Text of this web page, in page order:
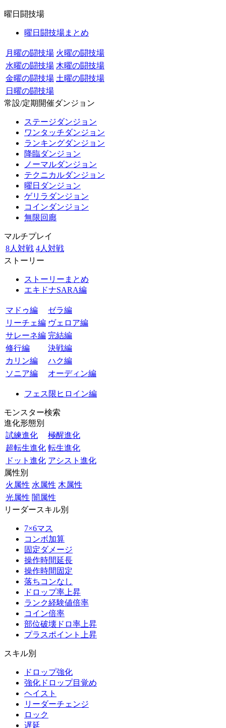
曜日闘技場
曜日闘技場まとめ
月曜の闘技場 火曜の闘技場
水曜の闘技場 木曜の闘技場
金曜の闘技場 土曜の闘技場
日曜の闘技場
常設/定期開催ダンジョン
ステージダンジョン
ワンタッチダンジョン
ランキングダンジョン
降臨ダンジョン
ノーマルダンジョン
テクニカルダンジョン
曜日ダンジョン
ゲリラダンジョン
コインダンジョン
無限回廊
マルチプレイ
8人対戦 4人対戦
ストーリー
ストーリーまとめ
エキドナSARA編
マドゥ編
ゼラ編
リーチェ編 ヴェロア編
サレーネ編 完結編
修行編
決戦編
カリン編
ハク編
ソニア編
オーディン編
フェス限ヒロイン編
モンスター検索
進化形態別
試練進化
極醒進化
超転生進化 転生進化
ドット進化 アシスト進化
属性別
火属性 水属性 木属性
光属性 闇属性
リーダースキル別
7×6マス
コンボ加算
固定ダメージ
操作時間延長
操作時間固定
落ちコンなし
ドロップ率上昇
ランク経験値倍率
コイン倍率
部位破壊ドロ率上昇
プラスポイント上昇
スキル別
ドロップ強化
強化ドロップ目覚め
ヘイスト
リーダーチェンジ
ロック
遅延